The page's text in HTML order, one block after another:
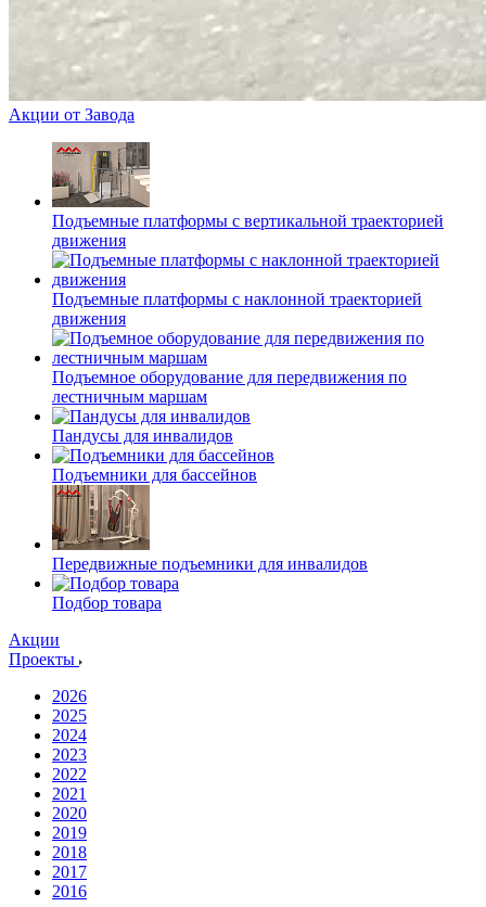
Акции от Завода
Подъемные платформы с вертикальной траекторией
движения
Подъемные платформы с наклонной траекторией
движения
Подъемное оборудование для передвижения по
лестничным маршам
Пандусы для инвалидов
Подъемники для бассейнов
Передвижные подъемники для инвалидов
Подбор товара
Акции
Проекты
2026
2025
2024
2023
2022
2021
2020
2019
2018
2017
2016